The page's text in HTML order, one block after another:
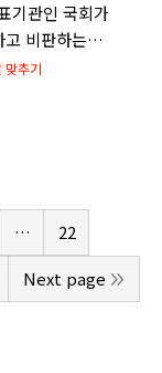
기관인 국회가
고 비판하는…
맞추기
…
22
Next page